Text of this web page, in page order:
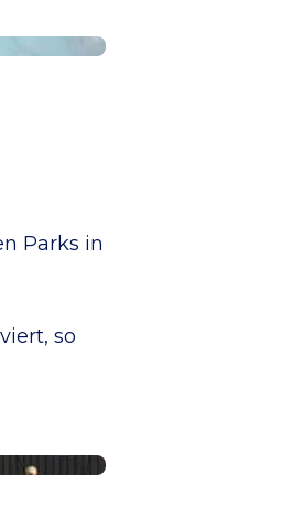
Parks in
so